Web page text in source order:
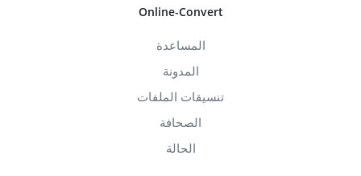
Online-Convert
المساعدة
المدونة
تنسيقات الملفات
الصحافة
الحالة